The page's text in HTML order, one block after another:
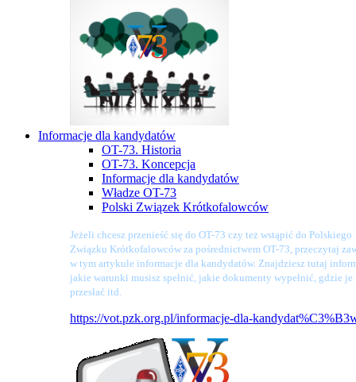
Informacje dla kandydatów
OT-73. Historia
OT-73. Koncepcja
Informacje dla kandydatów
Władze OT-73
Polski Związek Krótkofalowców
Jeżeli chcesz przenieść się do OT-73 czy też wstąpić do Polskiego
Związku Krótkofalowców za pośrednictwem OT-73, przeczytaj
w tym artykule informacje dla kandydatów. Znajdziesz tutaj
jakie warunki musisz spełnić, jakie dokumenty wypełnić, gdzie je
przesłać itd.
https://vot.pzk.org.pl/informacje-dla-